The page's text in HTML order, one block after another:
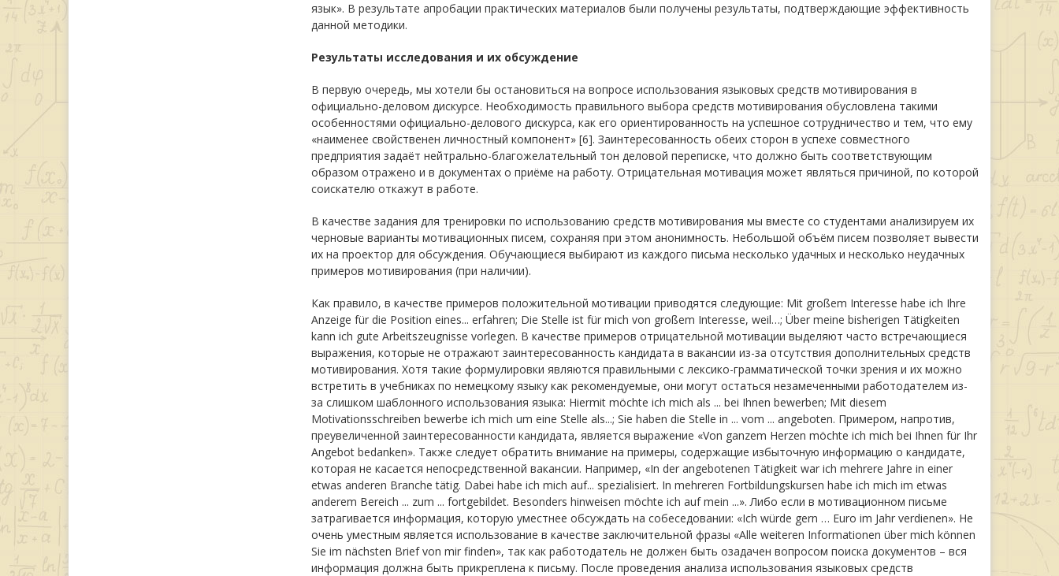
язык». В результате апробации практических материалов были получены результаты, подтверждающие эффективность
данной методики.
Результаты исследования и их обсуждение
В первую очередь, мы хотели бы остановиться на вопросе использования языковых средств мотивирования в
официально-деловом дискурсе. Необходимость правильного выбора средств мотивирования обусловлена такими
особенностями официально-делового дискурса, как его ориентированность на успешное сотрудничество и тем, что ему
«наименее свойственен личностный компонент» [6]. Заинтересованность обеих сторон в успехе совместного
предприятия задаёт нейтрально-благожелательный тон деловой переписке, что должно быть соответствующим
образом отражено и в документах о приёме на работу. Отрицательная мотивация может являться причиной, по которой
соискателю откажут в работе.
В качестве задания для тренировки по использованию средств мотивирования мы вместе со студентами анализируем их
черновые варианты мотивационных писем, сохраняя при этом анонимность. Небольшой объём писем позволяет вывести
их на проектор для обсуждения. Обучающиеся выбирают из каждого письма несколько удачных и несколько неудачных
примеров мотивирования (при наличии).
Как правило, в качестве примеров положительной мотивации приводятся следующие: Mit großem Interesse habe ich Ihre
Anzeige für die Position eines... erfahren; Die Stelle ist für mich von großem Interesse, weil…; Über meine bisherigen Tätigkeiten
kann ich gute Arbeitszeugnisse vorlegen. В качестве примеров отрицательной мотивации выделяют часто встречающиеся
выражения, которые не отражают заинтересованность кандидата в вакансии из-за отсутствия дополнительных средств
мотивирования. Хотя такие формулировки являются правильными с лексико-грамматической точки зрения и их можно
встретить в учебниках по немецкому языку как рекомендуемые, они могут остаться незамеченными работодателем из-
за слишком шаблонного использования языка: Hiermit möchte ich mich als ... bei Ihnen bewerben; Mit diesem
Motivationsschreiben bewerbe ich mich um eine Stelle als...; Sie haben die Stelle in ... vom ... angeboten. Примером, напротив,
преувеличенной заинтересованности кандидата, является выражение «Von ganzem Herzen möchte ich mich bei Ihnen für Ihr
Angebot bedanken». Также следует обратить внимание на примеры, содержащие избыточную информацию о кандидате,
которая не касается непосредственной вакансии. Например, «In der angebotenen Tätigkeit war ich mehrere Jahre in einer
etwas anderen Branche tätig. Dabei habe ich mich auf... spezialisiert. In mehreren Fortbildungskursen habe ich mich im etwas
anderem Bereich ... zum ... fortgebildet. Besonders hinweisen möchte ich auf mein ...». Либо если в мотивационном письме
затрагивается информация, которую уместнее обсуждать на собеседовании: «Ich würde gern … Euro im Jahr verdienen». Не
очень уместным является использование в качестве заключительной фразы «Alle weiteren Informationen über mich können
Sie im nächsten Brief von mir finden», так как работодатель не должен быть озадачен вопросом поиска документов – вся
информация должна быть прикреплена к письму. После проведения анализа использования языковых средств